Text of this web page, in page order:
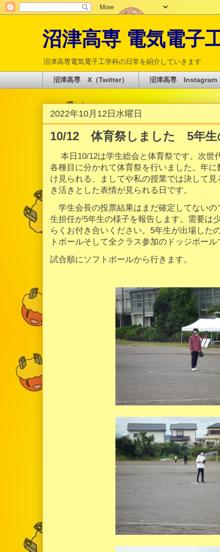
沼津高専 電気電子
沼津高専電気電子工学科の日常を紹介していきます
沼津高専 X（Twitter） 沼津高専 Instagram
2022年10月12日水曜日
10/12 体育祭しました 5年生
本日10/12は学生総会と体育祭です。次世
各種目に分かれて体育祭を行いました。年
け見られる、ましてや私の授業では決して
き活きとした表情が見られる日です。
学生会長の投票結果はまだ確定してないの
生担任が5年生の様子を報告します。需要は
らくお付き合いください。5年生が出場した
トボールそして全クラス参加のドッジボール
試合順にソフトボールから行きます。